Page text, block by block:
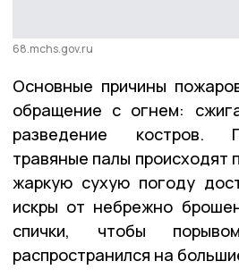
68.mchs.gov.ru
Основные причины
обращение с огнем:
разведение костров.
травяные палы происходят
жаркую сухую погоду
искры от небрежно
спички, чтобы
распространился на